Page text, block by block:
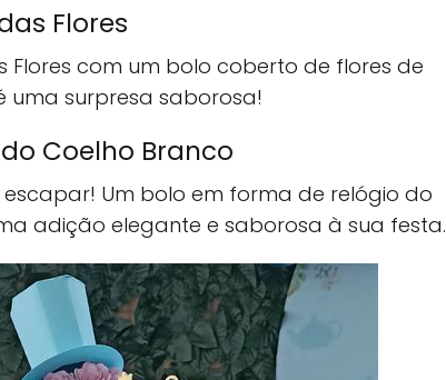
Flores
Flores com um bolo coberto de flores de
uma surpresa saborosa!
Coelho Branco
Um bolo em forma de relógio do
adição elegante e saborosa à sua festa.